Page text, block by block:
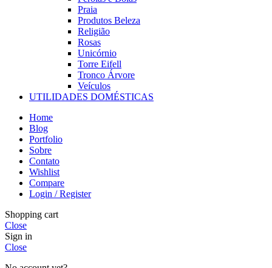
Praia
Produtos Beleza
Religião
Rosas
Unicórnio
Torre Eifell
Tronco Árvore
Veículos
UTILIDADES DOMÉSTICAS
Home
Blog
Portfolio
Sobre
Contato
Wishlist
Compare
Login / Register
Shopping cart
Close
Sign in
Close